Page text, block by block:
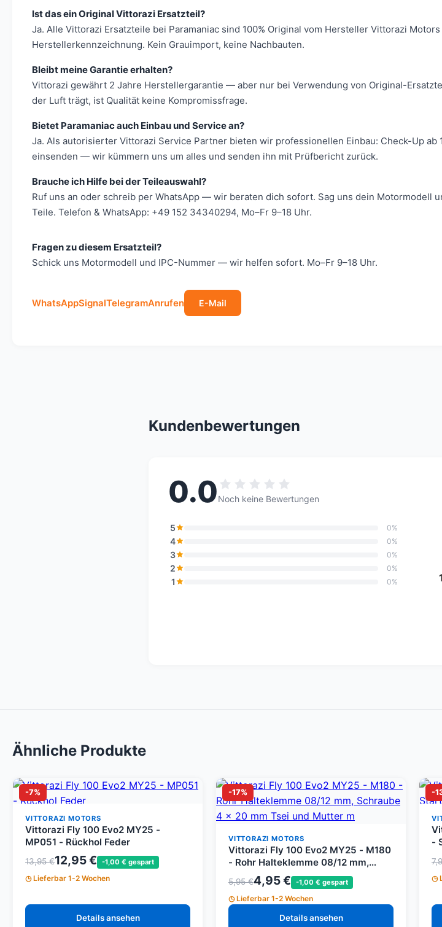
Ist das ein Original Vittorazi Ersatzteil?
Ja. Alle Vittorazi Ersatzteile bei Paramaniac sind 100% Original vom Hersteller Vittorazi
Herstellerkennzeichnung. Kein Grauimport, keine Nachbauten.
Bleibt meine Garantie erhalten?
Vittorazi gewährt 2 Jahre Herstellergarantie — aber nur bei Verwendung von Original-
der Luft trägt, ist Qualität keine Kompromissfrage.
Bietet Paramaniac auch Einbau und Service an?
Ja. Als autorisierter Vittorazi Service Partner bieten wir professionellen Einbau: Check-Up
einsenden — wir kümmern uns um alles und senden ihn mit Prüfbericht zurück.
Brauche ich Hilfe bei der Teileauswahl?
Ruf uns an oder schreib per WhatsApp — wir beraten dich sofort. Sag uns dein Motormodell
Teile. Telefon & WhatsApp: +49 152 34340294, Mo–Fr 9–18 Uhr.
Fragen zu diesem Ersatzteil?
Schick uns Motormodell und IPC-Nummer — wir helfen sofort. Mo–Fr 9–18 Uhr.
WhatsAppSignalTelegramAnrufen E-Mail
Kundenbewertungen
0.0Noch keine Bewertungen
5 0%
4 0%
3 0%
2 0%
1 0%
Ähnliche Produkte
-7%
VITTORAZI MOTORS
Vittorazi Fly 100 Evo2 MY25 -
MP051 - Rückhol Feder
13,95 €12,95 € -1,00 € gespart
Lieferbar 1-2 Wochen
Details ansehen
-17%
VITTORAZI MOTORS
Vittorazi Fly 100 Evo2 MY25 - M180
- Rohr Halteklemme 08/12 mm,
Schraube 4 x 20 mm Tsei und
Mutter mit Flansch M4
5,95 €4,95 € -1,00 € gespart
Lieferbar 1-2 Wochen
Details ansehen
-
-